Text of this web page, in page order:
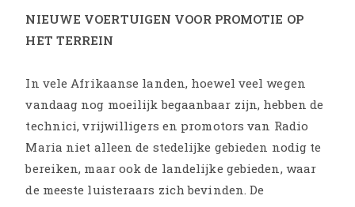
NIEUWE VOERTUIGEN VOOR PROMOTIE OP
HET TERREIN
In vele Afrikaanse landen, hoewel veel wegen
vandaag nog moeilijk begaanbaar zijn, hebben de
technici, vrijwilligers en promotors van Radio
Maria niet alleen de stedelijke gebieden nodig te
bereiken, maar ook de landelijke gebieden, waar
de meeste luisteraars zich bevinden. De